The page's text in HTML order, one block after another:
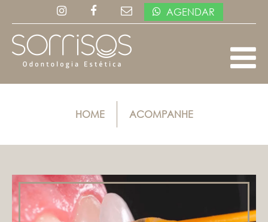
AGENDAR
HOME ACOMPANHE